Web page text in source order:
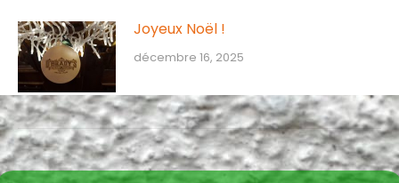
Joyeux Noël !
décembre 16, 2025